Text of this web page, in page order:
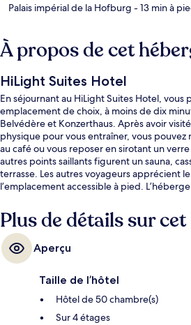
Palais impérial de la Hofburg - 13 min à
À propos de cet
HiLight Suites Hotel
En séjournant au HiLight Suites Hotel, vous
emplacement de choix, à moins de dix
Belvédère et Konzerthaus. Après avoir
physique pour vous entraîner, vous
au café ou vous reposer en sirotant un
autres points saillants figurent un sauna,
terrasse. Les autres voyageurs apprécient
l’emplacement accessible à pied.
Stadtpark est à quelques pas et
à 6 minutes.
Plus de détails sur
Aperçu
Taille de l’hôtel
Hôtel de 50 chambre(s)
Sur 4 étages